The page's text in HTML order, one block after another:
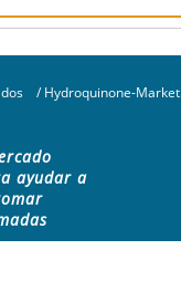
/ Hydroquinone-Market
ayudar a